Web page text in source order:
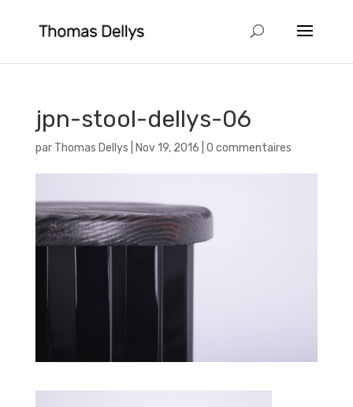
jpn-stool-dellys-06
par Thomas Dellys Nov 19, 2016 0 commentaires